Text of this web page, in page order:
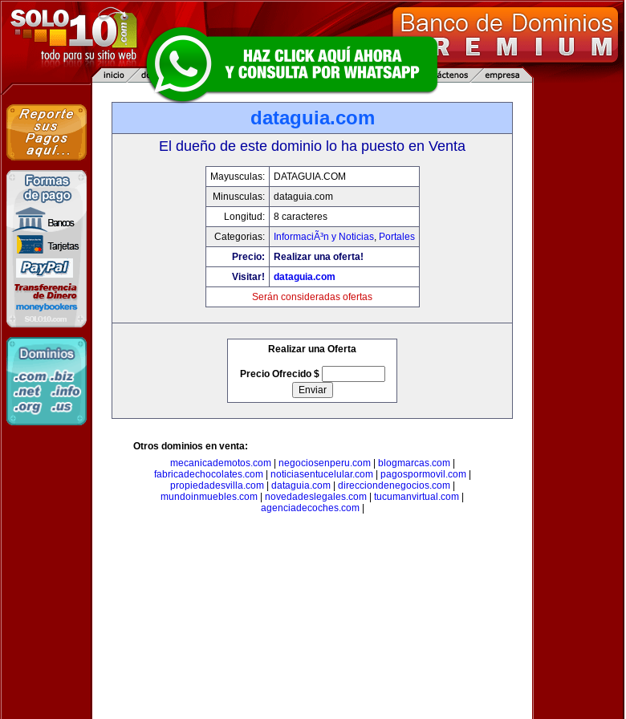
dataguia.com
El dueño de este dominio lo ha puesto en Venta
Mayusculas:
DATAGUIA.COM
Minusculas:
dataguia.com
Longitud:
8 caracteres
Categorias:
InformaciÃ³n y Noticias, Portales
Precio:
Realizar una oferta!
Visitar!
dataguia.com
Serán consideradas ofertas
Realizar una Oferta
Precio Ofrecido $
Otros dominios en venta:
mecanicademotos.com| negociosenperu.com| blogmarcas.com|
fabricadechocolates.com| noticiasentucelular.com| pagospormovil.com|
propiedadesvilla.com| dataguia.com| direcciondenegocios.com|
mundoinmuebles.com
novedadeslegales.com tucumanvirtual.com
agenciadecoches.com|